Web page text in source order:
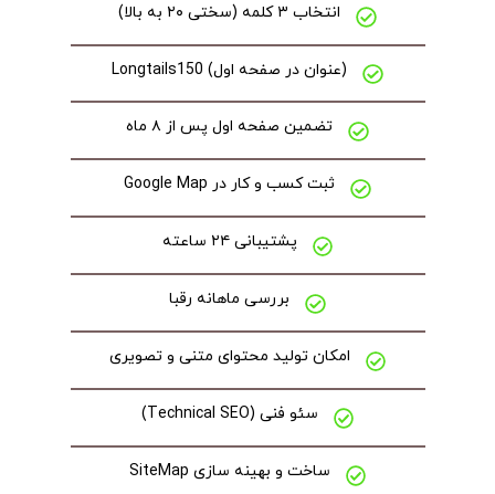
انتخاب ۳ کلمه (سختی ۲۰ به بالا)
(عنوان در صفحه اول) Longtails150
تضمین صفحه اول پس از ۸ ماه
ثبت کسب و کار در Google Map
پشتیبانی ۲۴ ساعته
بررسی ماهانه رقبا
امکان تولید محتوای متنی و تصویری
سئو فنی (Technical SEO)
ساخت و بهینه سازی SiteMap